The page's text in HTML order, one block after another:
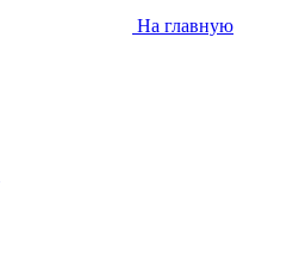
На главную